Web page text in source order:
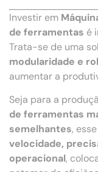
Investir em
de ferramentas é
Trata-se de uma
modularidade e
aumentar a
Seja para a
de ferramentas
semelhantes,
velocidade,
operacional,